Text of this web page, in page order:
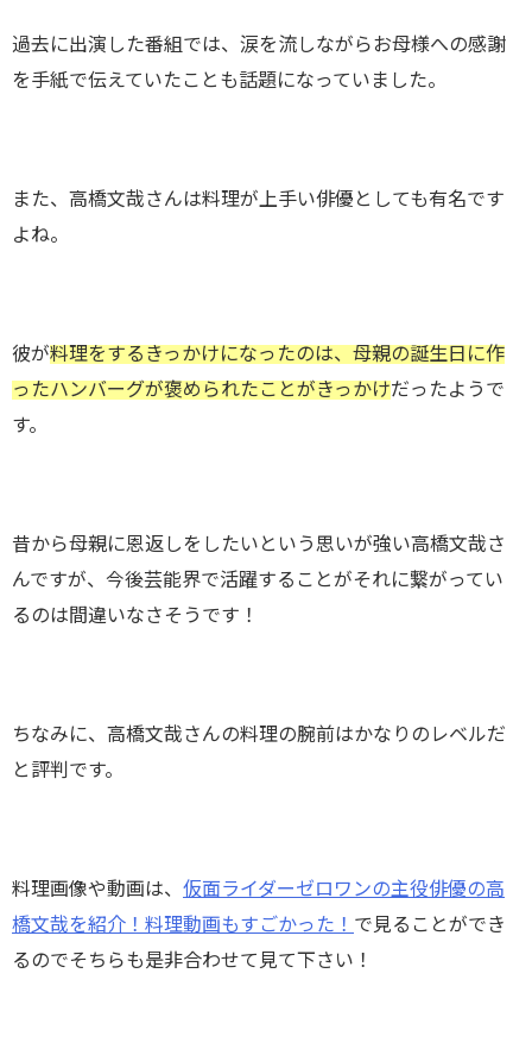
過去に出演した番組では、涙を流しながらお母様への感謝
を手紙で伝えていたことも話題になっていました。
また、高橋文哉さんは料理が上手い俳優としても有名です
よね。
彼が料理をするきっかけになったのは、母親の誕生日に作
ったハンバーグが褒められたことがきっかけだったようで
す。
昔から母親に恩返しをしたいという思いが強い高橋文哉さ
んですが、今後芸能界で活躍することがそれに繋がってい
るのは間違いなさそうです！
ちなみに、高橋文哉さんの料理の腕前はかなりのレベルだ
と評判です。
料理画像や動画は、 仮面ライダーゼロワンの主役俳優の高
橋文哉を紹介！料理動画もすごかった！ で見ることができ
るのでそちらも是非合わせて見て下さい！